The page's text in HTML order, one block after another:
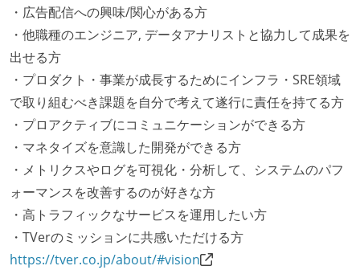
・広告配信への興味/関心がある方
・他職種のエンジニア, データアナリストと協力して成果を
出せる方
・プロダクト・事業が成長するためにインフラ・SRE領域
で取り組むべき課題を自分で考えて遂行に責任を持てる方
・プロアクティブにコミュニケーションができる方
・マネタイズを意識した開発ができる方
・メトリクスやログを可視化・分析して、システムのパフ
ォーマンスを改善するのが好きな方
・高トラフィックなサービスを運用したい方
・TVerのミッションに共感いただける方
https://tver.co.jp/about/#vision